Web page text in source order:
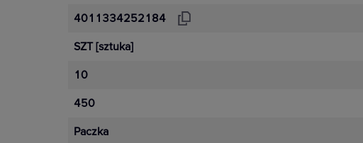
4011334252184
SZT [sztuka]
10
450
Paczka